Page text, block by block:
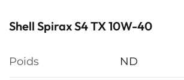
Shell Spirax S4 TX 10W-40
Poids ND